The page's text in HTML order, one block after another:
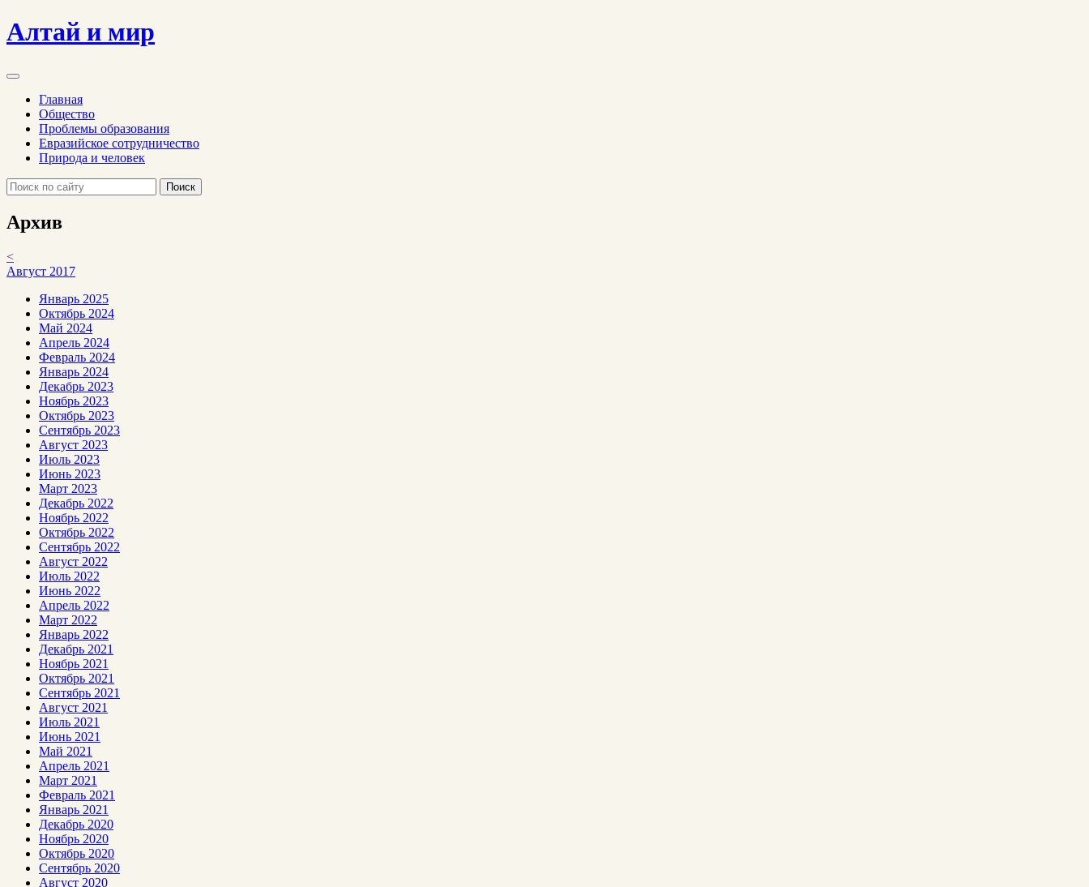
Алтай и мир
Главная
Общество
Проблемы образования
Евразийское сотрудничество
Природа и человек
Поиск
Архив
<
Август 2017
Январь 2025
Октябрь 2024
Май 2024
Апрель 2024
Февраль 2024
Январь 2024
Декабрь 2023
Ноябрь 2023
Октябрь 2023
Сентябрь 2023
Август 2023
Июль 2023
Июнь 2023
Март 2023
Декабрь 2022
Ноябрь 2022
Октябрь 2022
Сентябрь 2022
Август 2022
Июль 2022
Июнь 2022
Апрель 2022
Март 2022
Январь 2022
Декабрь 2021
Ноябрь 2021
Октябрь 2021
Сентябрь 2021
Август 2021
Июль 2021
Июнь 2021
Май 2021
Апрель 2021
Март 2021
Февраль 2021
Январь 2021
Декабрь 2020
Ноябрь 2020
Октябрь 2020
Сентябрь 2020
Август 2020